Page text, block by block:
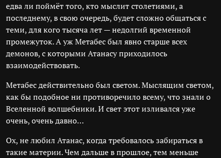
едва ли поймёт того, кто мыслит столетиями, а
последнему, в свою очередь, будет сложно общаться с
теми, для кого тысяча лет — недолгий временной
промежуток. А уж Метабес был явно старше всех
демонов, с которыми Атанасу приходилось
взаимодействовать.
Метабес действительно был светом. Мыслящим светом,
как бы подобное ни противоречило всему, что знали о
Вселенной волшебники. И свет этот изливался уже
очень, очень давно…
Ох, не любил Атанас, когда требовалось забираться в
такие материи. Чем дальше в прошлое, тем меньше